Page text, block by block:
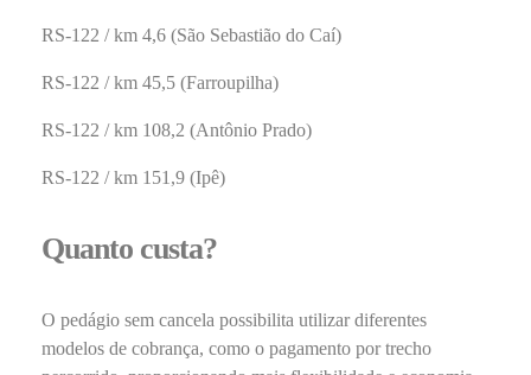
RS-122 / km 4,6 (São Sebastião do Caí)
RS-122 / km 45,5 (Farroupilha)
RS-122 / km 108,2 (Antônio Prado)
RS-122 / km 151,9 (Ipê)
Quanto custa?
O pedágio sem cancela possibilita utilizar diferentes
modelos de cobrança, como o pagamento por trecho